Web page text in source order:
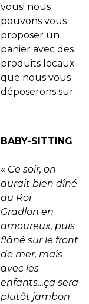
vous! nous
pouvons vous
proposer un
panier avec des
produits locaux
que nous vous
déposerons sur
BABY-SITTING
« Ce soir, on
aurait bien dîné
au Roi
Gradlon en
amoureux, puis
flâné sur le front
de mer, mais
avec les
enfants…ça sera
plutôt jambon